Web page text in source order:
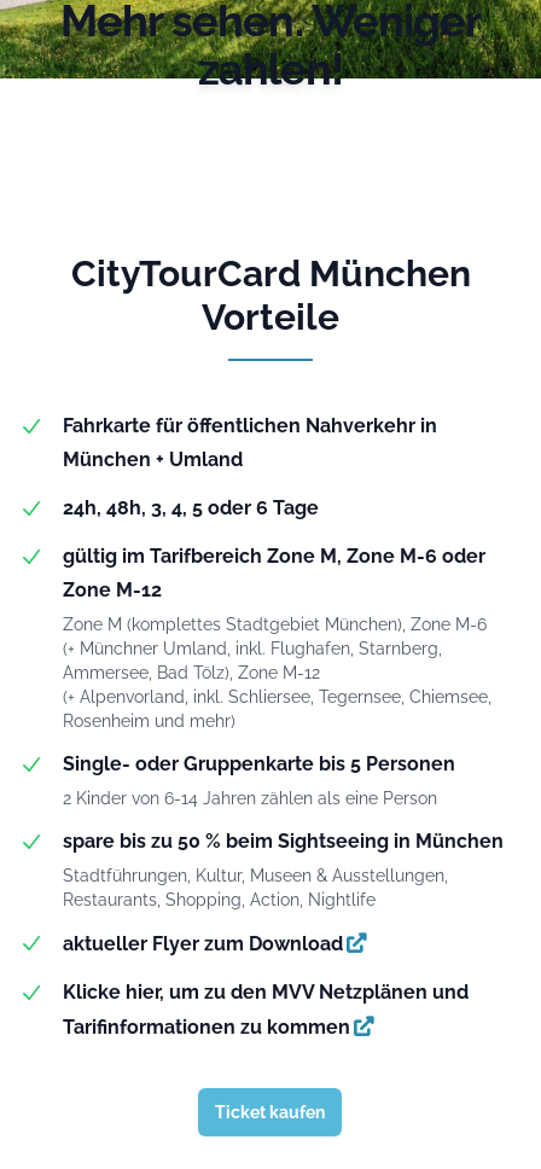
Mehr sehen. Weniger
zahlen!
CityTourCard München
Vorteile
Fahrkarte für öffentlichen Nahverkehr in
München + Umland
24h, 48h, 3, 4, 5 oder 6 Tage
gültig im Tarifbereich Zone M, Zone M-6 oder
Zone M-12
Zone M (komplettes Stadtgebiet München), Zone M-6
(+ Münchner Umland, inkl. Flughafen, Starnberg,
Ammersee, Bad Tölz), Zone M-12
(+ Alpenvorland, inkl. Schliersee, Tegernsee, Chiemsee,
Rosenheim und mehr)
Single- oder Gruppenkarte bis 5 Personen
2 Kinder von 6-14 Jahren zählen als eine Person
spare bis zu 50 % beim Sightseeing in München
Stadtführungen, Kultur, Museen & Ausstellungen,
Restaurants, Shopping, Action, Nightlife
aktueller Flyer zum Download
Klicke hier, um zu den MVV Netzplänen und
Tarifinformationen zu kommen
Ticket kaufen